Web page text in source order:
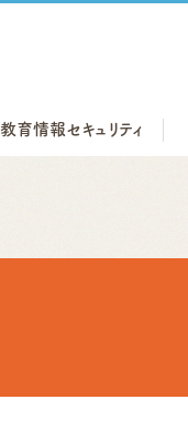
教育情報セキュリティ